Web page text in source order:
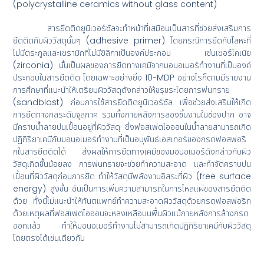
(polycrystalline ceramics without glass content)
สารยึดติดยูนิเวอร์ซัลจะทำหน้าที่เสมือนเป็นสารที่ช่วยส่งเสริมการ
ยึดติดกับผิววัสดุนั้นๆ (adhesive primer) โดยกรณีการยึดกับโลหะที่
ไม่มีตระกูลและเซรามิกที่ไม่มีซิลิกาเป็นองค์ประกอบ เช่นเซอร์โคเนีย
(zirconia) นั้นเป็นผลของการยึดทางเคมีจากมอนอเมอร์ทำงานที่เป็นองค์
ประกอบในสารยึดติด โดยเฉพาะอย่างยิ่ง 10-MDP อย่างไรก็ตามมีรายงาน
การศึกษาที่แนะนำให้เตรียมผิววัสดุดังกล่าวให้ขรุขระโดยการพ่นทราย
(sandblast) ก่อนการใช้สารยึดติดยูนิเวอร์ซัล เพื่อช่วยส่งเสริมให้เกิด
การยึดทางกลระดับจุลภาค รวมทั้งภายหลังการลองชิ้นงานในช่องปาก อาจ
มีคราบน้ำลายปนเปื้อนอยู่ที่ผิววัสดุ ซึ่งฟอสเฟตไอออนในน้ำลายสามารถเกิด
ปฏิกิริยาเคมีกับมอนอเมอร์ทำงานที่เป็นอนุพันธ์เอสเทอร์ของกรดฟอสฟอริ
กในสารยึดติดได้ ส่งผลให้การยึดทางเคมีของมอนอเมอร์ดังกล่าวกับผิว
วัสดุเกิดขึ้นน้อยลง การพ่นทรายจะช่วยทำความสะอาด และกำจัดคราบปน
เปื้อนที่ผิววัสดุก่อนการยึด ทำให้วัสดุมีพลังงานอิสระที่ผิว (free surface
energy) สูงขึ้น อันเป็นการเพิ่มความสามารถในการไหลแผ่ของสารยึดติด
ด้วย ทั้งนี้ไม่แนะนำให้ทันตแพทย์ทำความสะอาดผิววัสดุด้วยกรดฟอสฟอริก
ด้วยเหตุผลที่ฟอสเฟตไอออนจะหลงเหลือบนพื้นผิวแม้ภายหลังการล้างกรด
ออกแล้ว ทำให้มอนอเมอร์ทำงานไม่สามารถเกิดปฏิกิริยาเคมีกับผิววัสดุ
โดยตรงได้เช่นเดียวกัน